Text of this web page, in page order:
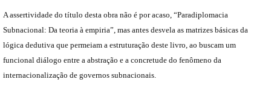
A assertividade do título desta obra não é por acaso, “Paradiplomacia
Subnacional: Da teoria à empiria”, mas antes desvela as matrizes básicas da
lógica dedutiva que permeiam a estruturação deste livro, ao buscam um
funcional diálogo entre a abstração e a concretude do fenômeno da
internacionalização de governos subnacionais.